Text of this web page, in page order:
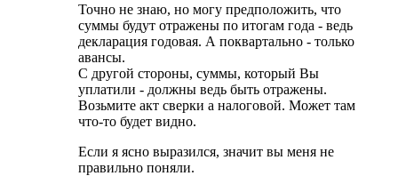
Точно не знаю, но могу предположить, что
суммы будут отражены по итогам года - ведь
декларация годовая. А поквартально - только
авансы.
С другой стороны, суммы, который Вы
уплатили - должны ведь быть отражены.
Возьмите акт сверки а налоговой. Может там
что-то будет видно.
Если я ясно выразился, значит вы меня не
правильно поняли.